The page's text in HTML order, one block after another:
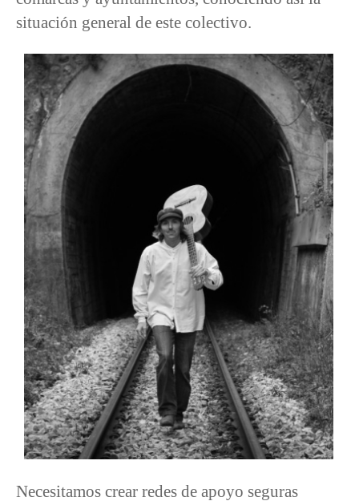
situación general de este colectivo.
Necesitamos crear redes de apoyo seguras